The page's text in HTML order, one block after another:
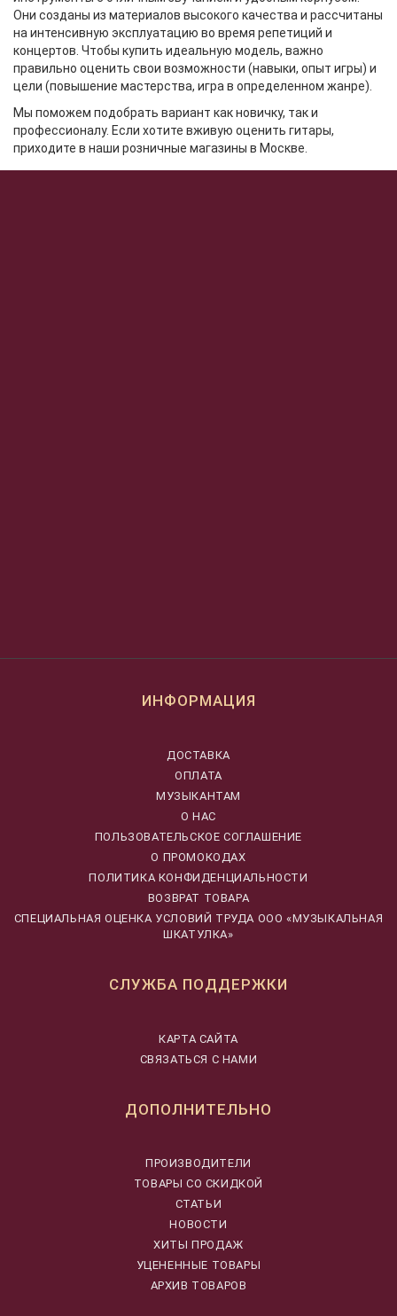
Они созданы из материалов высокого качества и рассчитаны
на интенсивную эксплуатацию во время репетиций и
концертов. Чтобы купить идеальную модель, важно
правильно оценить свои возможности (навыки, опыт игры) и
цели (повышение мастерства, игра в определенном жанре).
Мы поможем подобрать вариант как новичку, так и
профессионалу. Если хотите вживую оценить гитары,
приходите в наши розничные магазины в Москве.
ИНФОРМАЦИЯ
ДОСТАВКА
ОПЛАТА
МУЗЫКАНТАМ
О НАС
ПОЛЬЗОВАТЕЛЬСКОЕ СОГЛАШЕНИЕ
О ПРОМОКОДАХ
ПОЛИТИКА КОНФИДЕНЦИАЛЬНОСТИ
ВОЗВРАТ ТОВАРА
CПЕЦИАЛЬНАЯ ОЦЕНКА УСЛОВИЙ ТРУДА ООО «МУЗЫКАЛЬНАЯ
ШКАТУЛКА»
СЛУЖБА ПОДДЕРЖКИ
КАРТА САЙТА
СВЯЗАТЬСЯ С НАМИ
ДОПОЛНИТЕЛЬНО
ПРОИЗВОДИТЕЛИ
ТОВАРЫ СО СКИДКОЙ
СТАТЬИ
НОВОСТИ
ХИТЫ ПРОДАЖ
УЦЕНЕННЫЕ ТОВАРЫ
АРХИВ ТОВАРОВ